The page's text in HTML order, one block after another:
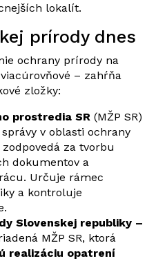
lokalít.
prírody dnes
ochrany prírody na
– zahŕňa
zložky:
prostredia SR (MŽP SR)
v oblasti ochrany
za tvorbu
dokumentov a
Určuje rámec
a kontroluje
Slovenskej republiky –
MŽP SR, ktorá
realizáciu opatrení